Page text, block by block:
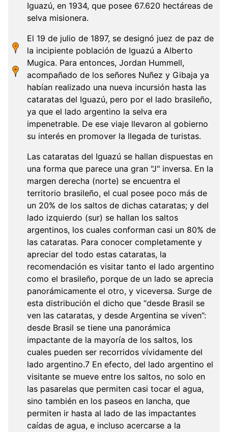
Iguazú, en 1934, que posee 67.620 hectáreas de
selva misionera.
El 19 de julio de 1897, se designó juez de paz de
la incipiente población de Iguazú a Alberto
Mugica. Para entonces, Jordan Hummell,
acompañado de los señores Nuñez y Gibaja ya
habían realizado una nueva incursión hasta las
cataratas del Iguazú, pero por el lado brasileño,
ya que el lado argentino la selva era
impenetrable. De ese viaje llevaron al gobierno
su interés en promover la llegada de turistas.
Las cataratas del Iguazú se hallan dispuestas en
una forma que parece una gran "J" inversa. En la
margen derecha (norte) se encuentra el
territorio brasileño, el cual posee poco más de
un 20% de los saltos de dichas cataratas; y del
lado izquierdo (sur) se hallan los saltos
argentinos, los cuales conforman casi un 80% de
las cataratas. Para conocer completamente y
apreciar del todo estas cataratas, la
recomendación es visitar tanto el lado argentino
como el brasileño, porque de un lado se aprecia
panorámicamente el otro, y viceversa. Surge de
esta distribución el dicho que “desde Brasil se
ven las cataratas, y desde Argentina se viven”:
desde Brasil se tiene una panorámica
impactante de la mayoría de los saltos, los
cuales pueden ser recorridos vívidamente del
lado argentino.7 En efecto, del lado argentino el
visitante se mueve entre los saltos, no solo en
las pasarelas que permiten casi tocar el agua,
sino también en los paseos en lancha, que
permiten ir hasta al lado de las impactantes
caídas de agua, e incluso acercarse a la